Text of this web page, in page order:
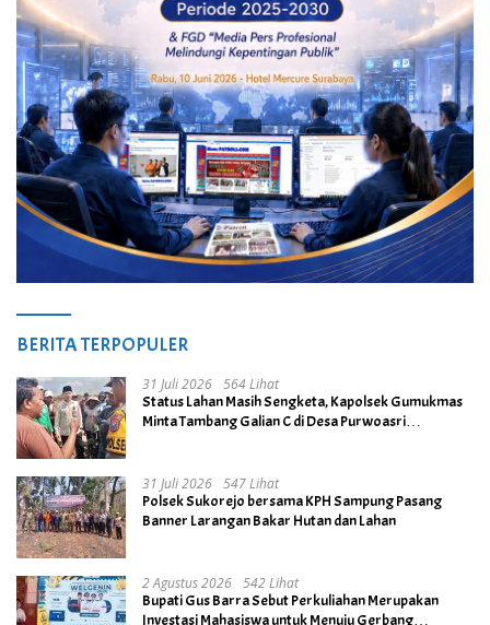
BERITA TERPOPULER
31 Juli 2026 564 Lihat
Status Lahan Masih Sengketa, Kapolsek Gumukmas
Minta Tambang Galian C di Desa Purwoasri
31 Juli 2026 547 Lihat
Polsek Sukorejo bersama KPH Sampung Pasang
Banner Larangan Bakar Hutan dan Lahan
2 Agustus 2026 542 Lihat
Bupati Gus Barra Sebut Perkuliahan Merupakan
Investasi Mahasiswa untuk Menuju Gerbang